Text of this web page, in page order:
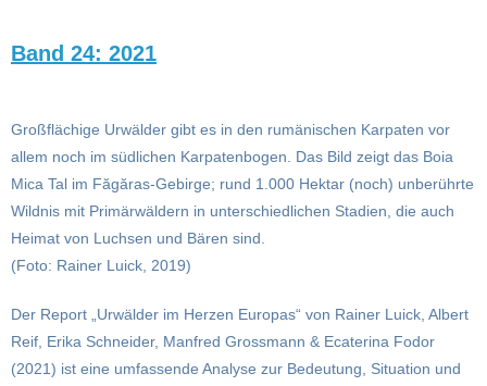
Band 24: 2021
Großflächige Urwälder gibt es in den rumänischen Karpaten vor
allem noch im südlichen Karpatenbogen. Das Bild zeigt das Boia
Mica Tal im Făgăras-Gebirge; rund 1.000 Hektar (noch) unberührte
Wildnis mit Primärwäldern in unterschiedlichen Stadien, die auch
Heimat von Luchsen und Bären sind.
(Foto: Rainer Luick, 2019)
Der Report „Urwälder im Herzen Europas“ von Rainer Luick, Albert
Reif, Erika Schneider, Manfred Grossmann & Ecaterina Fodor
(2021) ist eine umfassende Analyse zur Bedeutung, Situation und